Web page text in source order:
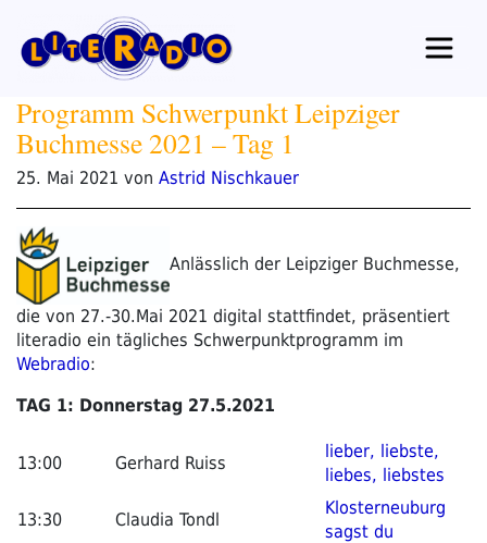
Inhalt
springen
Programm Schwerpunkt Leipziger
Buchmesse 2021 – Tag 1
25. Mai 2021 Veröffentlicht
von Astrid Nischkauer
Anlässlich der Leipziger Buchmesse,
die von 27.-30.Mai 2021 digital stattfindet, präsentiert
literadio ein tägliches Schwerpunktprogramm im
Webradio:
TAG 1: Donnerstag 27.5.2021
13:00 Gerhard Ruiss
lieber, liebste,
liebes, liebstes
13:30 Claudia Tondl
Klosterneuburg
sagst du